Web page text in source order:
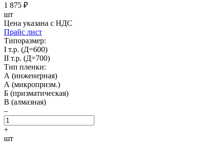
1 875 ₽
шт
Цена указана с НДС
Прайс лист
Типоразмер:
I т.р. (Д=600)
II т.р. (Д=700)
Тип пленки:
А (инженерная)
А (микропризм.)
Б (призматическая)
В (алмазная)
–
+
шт